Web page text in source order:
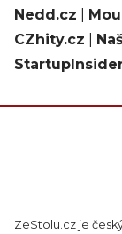
Nedd.cz
CZhity.cz
ZeStolu.cz je